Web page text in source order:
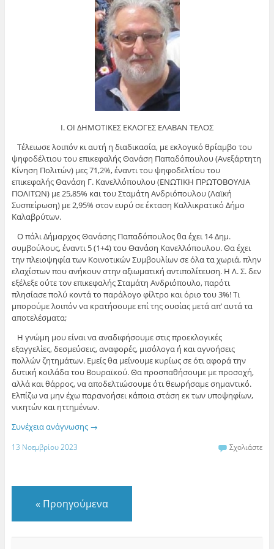
Ι. ΟΙ ΔΗΜΟΤΙΚΕΣ ΕΚΛΟΓΕΣ ΕΛΑΒΑΝ ΤΕΛΟΣ
Τέλειωσε λοιπόν κι αυτή η διαδικασία, με εκλογικό θρίαμβο του
ψηφοδέλτιου του επικεφαλής Θανάση Παπαδόπουλου (Ανεξάρτητη
Κίνηση Πολιτών) μες 71,2%, έναντι του ψηφοδελτίου του
επικεφαλής Θανάση Γ. Κανελλόπουλου (ΕΝΩΤΙΚΗ ΠΡΩΤΟΒΟΥΛΙΑ
ΠΟΛΙΤΩΝ) με 25,85% και του Σταμάτη Ανδριόπουλου (Λαϊκή
Συσπείρωση) με 2,95% στον ευρύ σε έκταση Καλλικρατικό Δήμο
Καλαβρύτων.
Ο πάλι Δήμαρχος Θανάσης Παπαδόπουλος θα έχει 14 Δημ.
συμβούλους, έναντι 5 (1+4) του Θανάση Κανελλόπουλου. Θα έχει
την πλειοψηφία των Κοινοτικών Συμβουλίων σε όλα τα χωριά, πλην
ελαχίστων που ανήκουν στην αξιωματική αντιπολίτευση. Η Λ. Σ. δεν
εξέλεξε ούτε τον επικεφαλής Σταμάτη Ανδριόπουλο, παρότι
πλησίασε πολύ κοντά το παράλογο φίλτρο και όριο του 3%! Τι
μπορούμε λοιπόν να κρατήσουμε επί της ουσίας μετά απ’ αυτά τα
αποτελέσματα;
Η γνώμη μου είναι να αναδιφήσουμε στις προεκλογικές
εξαγγελίες, δεσμεύσεις, αναφορές, μισόλογα ή και αγνοήσεις
πολλών ζητημάτων. Εμείς θα μείνουμε κυρίως σε ότι αφορά την
δυτική κοιλάδα του Βουραϊκού. Θα προσπαθήσουμε με προσοχή,
αλλά και θάρρος, να αποδελτιώσουμε ότι θεωρήσαμε σημαντικό.
Ελπίζω να μην έχω παρανοήσει κάποια στάση εκ των υποψηφίων,
νικητών και ηττημένων.
Συνέχεια ανάγνωσης →
13 Νοεμβρίου 2023 Σχολιάστε
« Προηγούμενα